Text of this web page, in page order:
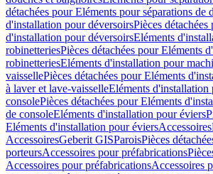
détachées pour Eléments pour séparations de
d'installation pour déversoirsPièces
d'installation pour déversoirsEléments
robinetteriesPièces détachées pour Eléments
robinetteriesEléments d'installation pour
vaissellePièces détachées pour Eléments
à laver et lave-vaisselleEléments d'installation
consolePièces détachées pour Eléments
de consoleEléments d'installation pour éviers
Eléments d'installation pour éviersAccessoires
AccessoiresGeberit GISParoisPièces
porteursAccessoires pour préfabrications
Accessoires pour préfabricationsAccessoires